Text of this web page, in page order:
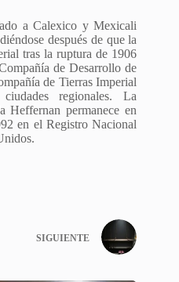
a Calexico y Mexicali
después de que la
tras la ruptura de 1906
de Desarrollo de
de Tierras Imperial
regionales. La
Heffernan permanece en
en el Registro Nacional
SIGUIENTE